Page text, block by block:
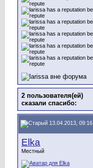
2 пользователя(ей)
сказали cпасибо:
13.04.2013, 09:16
Elka
Местный